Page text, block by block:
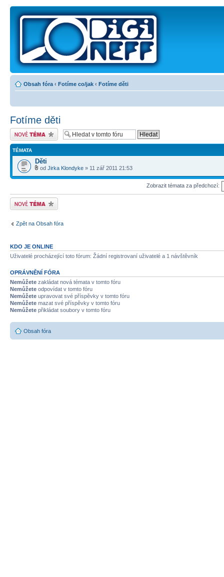
Obsah fóra ‹ Fotíme co/jak ‹ Fotíme děti
Fotíme děti
Odeslat nové téma
TÉMATA
Děti
od Jirka Klondyke » 11 zář 2011 21:53
Zobrazit témata za předchozí:
Odeslat nové téma
Zpět na Obsah fóra
KDO JE ONLINE
Uživatelé procházející toto fórum: Žádní registrovaní uživatelé a 1 návštěvník
OPRÁVNĚNÍ FÓRA
Nemůžete zakládat nová témata v tomto fóru
Nemůžete odpovídat v tomto fóru
Nemůžete upravovat své příspěvky v tomto fóru
Nemůžete mazat své příspěvky v tomto fóru
Nemůžete přikládat soubory v tomto fóru
Obsah fóra